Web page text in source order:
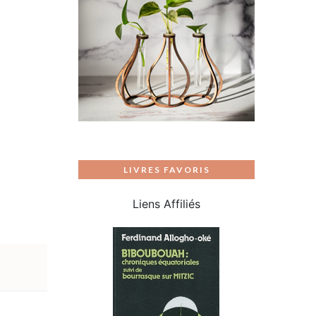
LIVRES FAVORIS
Liens Affiliés